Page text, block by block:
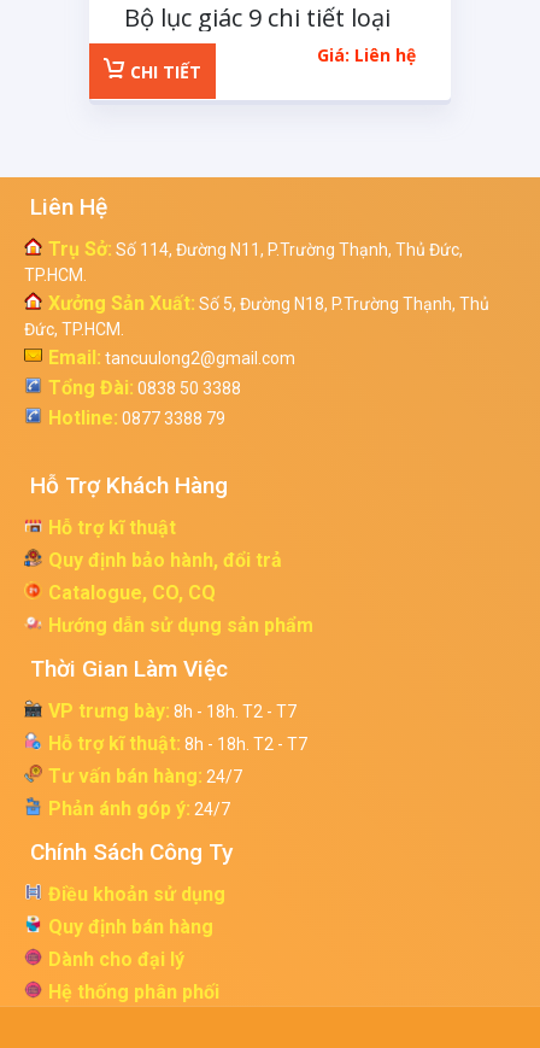
Bộ lục giác 9 chi tiết loại
ngắn
Giá: Liên hệ
CHI TIẾT
Liên Hệ
Trụ Sở: Số 114, Đường N11, P.Trường Thạnh, Thủ Đức,
TP.HCM.
Xưởng Sản Xuất: Số 5, Đường N18, P.Trường Thạnh, Thủ
Đức, TP.HCM.
Email: tancuulong2@gmail.com
Tổng Đài: 0838 50 3388
Hotline: 0877 3388 79
Hỗ Trợ Khách Hàng
Hỗ trợ kĩ thuật
Quy định bảo hành, đổi trả
Catalogue, CO, CQ
Hướng dẫn sử dụng sản phẩm
Thời Gian Làm Việc
VP trưng bày: 8h - 18h. T2 - T7
Hỗ trợ kĩ thuật: 8h - 18h. T2 - T7
Tư vấn bán hàng: 24/7
Phản ánh góp ý: 24/7
Chính Sách Công Ty
Điều khoản sử dụng
Quy định bán hàng
Dành cho đại lý
Hệ thống phân phối